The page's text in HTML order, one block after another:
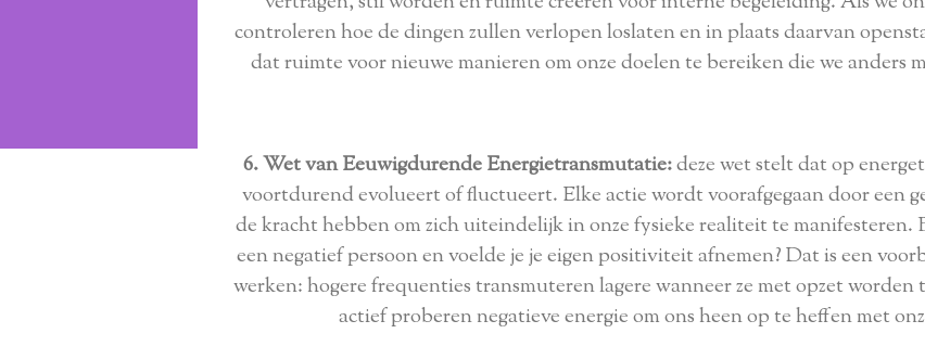
controleren hoe de dingen zullen verlopen loslaten en in plaats daarvan
dat ruimte voor nieuwe manieren om onze doelen te bereiken die we anders
6. Wet van Eeuwigdurende Energietransmutatie:deze wet stelt dat op
voortdurend evolueert of fluctueert. Elke actie wordt voorafgegaan door een
de kracht hebben om zich uiteindelijk in onze fysieke realiteit te manifesteren.
een negatief persoon en voelde je je eigen positiviteit afnemen? Dat is een
werken: hogere frequenties transmuteren lagere wanneer ze met opzet
actief proberen negatieve energie om ons heen op te heffen met